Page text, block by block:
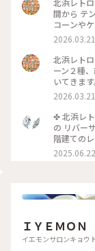
間から テ
コーンや
プやプレ
店内はシ
素敵な空
2026.03.21
北浜レト
ーン２種
いてきま
✨ スコー
はストロ
ッドのお
ースがか
もよくサ
いていて
ュームが
2026.03.21
✤ 北浜レ
の リバー
階建ての
登録有形
が 多くて
ったりと
化財 #北浜カ
稿#大阪の
2025.06.22
ＩＹＥＭＯ
伊右衛門サロ
イエモンサロンキョウ